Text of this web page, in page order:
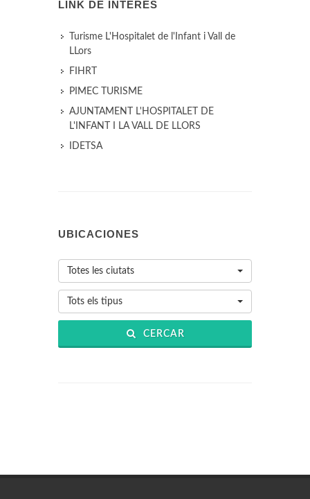
LINK DE INTERÉS
Turisme L'Hospitalet de l'Infant i Vall de
LLors
FIHRT
PIMEC TURISME
AJUNTAMENT L'HOSPITALET DE
L'INFANT I LA VALL DE LLORS
IDETSA
UBICACIONES
Totes les ciutats
Tots els tipus
CERCAR